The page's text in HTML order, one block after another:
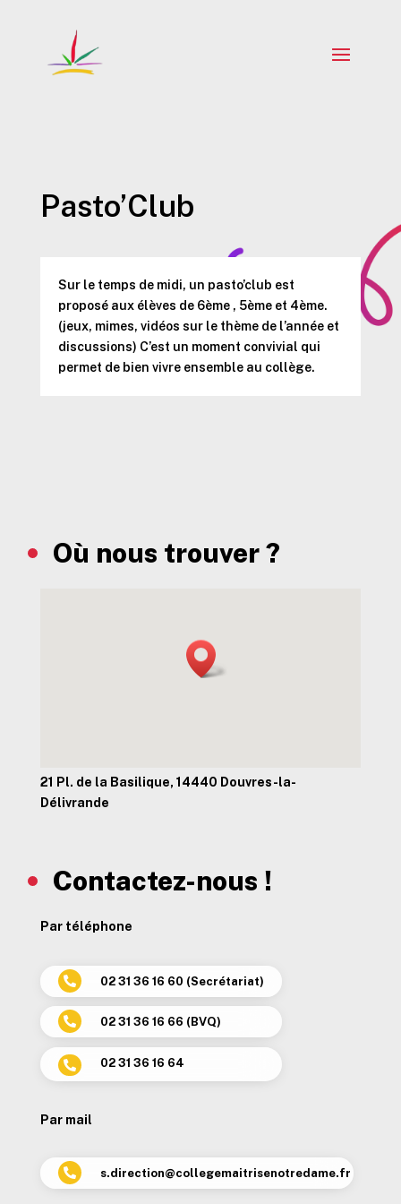
Pasto’Club
Sur le temps de midi, un pasto’club est
proposé aux élèves de 6ème , 5ème et 4ème.
(jeux, mimes, vidéos sur le thème de l’année et
discussions) C’est un moment convivial qui
permet de bien vivre ensemble au collège.
Où nous trouver ?
21 Pl. de la Basilique, 14440 Douvres-la-
Délivrande
Contactez-nous !
Par téléphone
 02 31 36 16 60 (Secrétariat)
 02 31 36 16 66 (BVQ)
 02 31 36 16 64
Par mail
 s.direction@collegemaitrisenotredame.fr